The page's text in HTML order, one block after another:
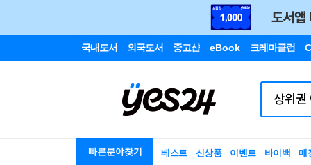
국내도서 외국도서 중고샵 eBook 크레마클럽
빠른분야찾기 베스트 신상품 이벤트 바이백 매